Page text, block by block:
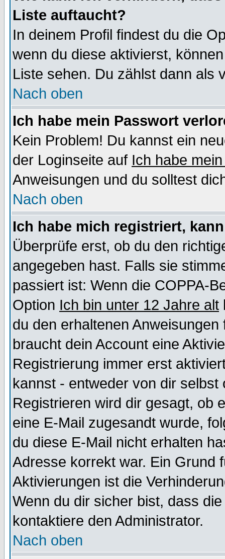
Liste auftaucht?
In deinem Profil findest du die
wenn du diese aktivierst,
Liste sehen. Du zählst dann als
Nach oben
Ich habe mein Passwort
Kein Problem! Du kannst ein
der Loginseite auf Ich habe
Anweisungen und du solltest
Nach oben
Ich habe mich registriert,
Überprüfe erst, ob du den
angegeben hast. Falls sie
passiert ist: Wenn die COPPA-
Option Ich bin unter 12 Jahre alt
du den erhaltenen
braucht dein Account eine
Registrierung immer erst
kannst - entweder von dir selbst
Registrieren wird dir gesagt, ob
eine E-Mail zugesandt wurde,
du diese E-Mail nicht erhalten
Adresse korrekt war. Ein Grund
Aktivierungen ist die
Wenn du dir sicher bist, dass
kontaktiere den Administrator.
Nach oben